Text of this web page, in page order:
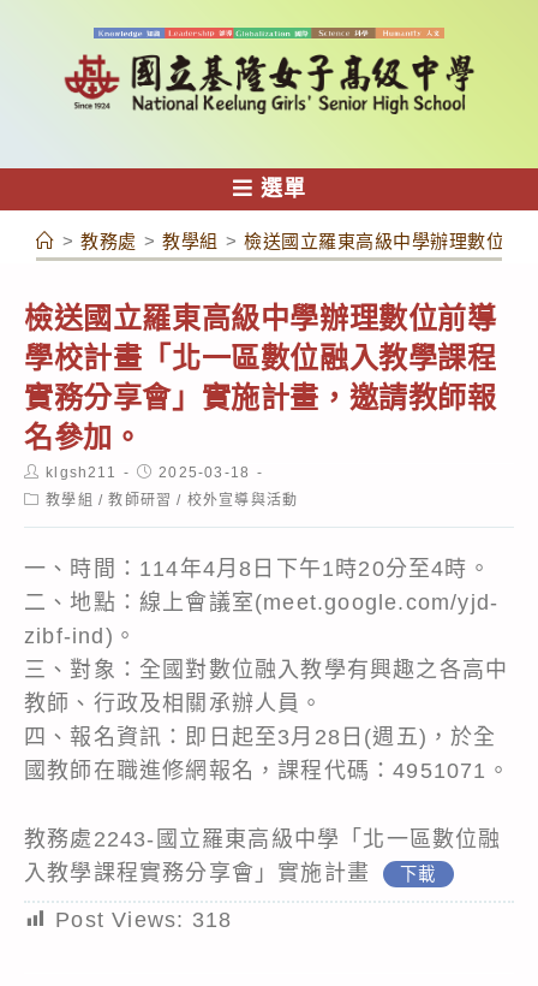
容
選單
> 教務處 > 教學組 > 檢送國立羅東高級中學辦理數位前
檢送國立羅東高級中學辦理數位前導
學校計畫「北一區數位融入教學課程
實務分享會」實施計畫，邀請教師報
名參加。
Post
author:
klgsh211
Post
published:
2025-03-18
Post教學組 / 教師研習 / 校外宣導與活動
一、時間：114年4月8日下午1時20分至4時。
二、地點：線上會議室(meet.google.com/yjd-
zibf-ind)。
三、對象：全國對數位融入教學有興趣之各高中
教師、行政及相關承辦人員。
四、報名資訊：即日起至3月28日(週五)，於全
國教師在職進修網報名，課程代碼：4951071。
教務處2243-國立羅東高級中學「北一區數位融
入教學課程實務分享會」實施計畫
下載
Post Views: 318